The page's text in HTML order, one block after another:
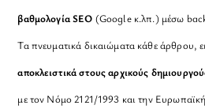
βαθμολογία SEO (Google κ.λπ.) μέσω
Τα πνευματικά δικαιώματα κάθε άρθρου,
αποκλειστικά στους αρχικούς
με τον Νόμο 2121/1993 και την